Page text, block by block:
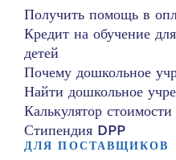
Получить помощь в
Кредит на обучение
детей
Почему дошкольное
Найти дошкольное
Калькулятор
Стипендия DPP
ДЛЯ ПОСТАВЩИКОВ